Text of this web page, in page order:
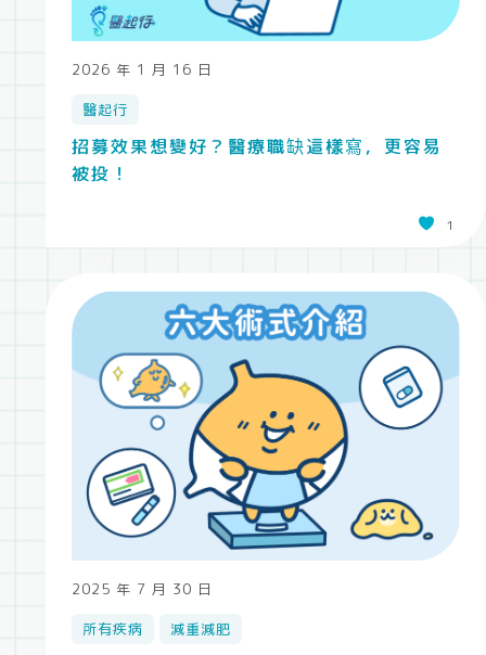
2026 年 1 月 16 日
醫起行
招募效果想變好？醫療職缺這樣寫，更容易
被投！
1
2025 年 7 月 30 日
所有疾病 減重減肥